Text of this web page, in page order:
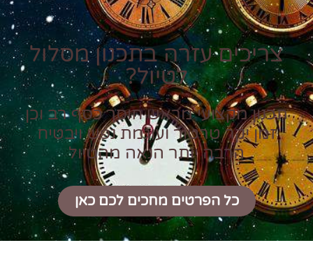
צריכים עזרה בתכנון מסלול
לטיול?
תכנון מקצועי מראש חוסך כסף רב וכן
זמן יקר טרטור ועוגמת נפש ויבטיח
הרבה יותר הנאה מהטיול
כל הפרטים מחכים לכם כאן